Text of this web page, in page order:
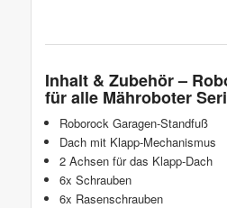
Inhalt & Zubehör –
für alle Mähroboter
Roborock Garagen-Standfuß
Dach mit Klapp-Mechanismus
2 Achsen für das Klapp-Dach
6x Schrauben
6x Rasenschrauben